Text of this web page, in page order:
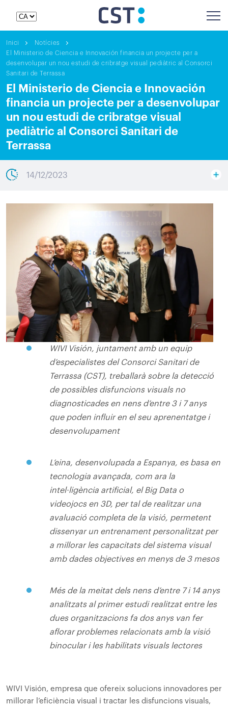
Inici
Notícies
El Ministerio de Ciencia e Innovación financia un projecte per a
desenvolupar un nou estudi de cribratge visual pediàtric al Consorci
Sanitari de Terrassa
El Ministerio de Ciencia e Innovación
financia un projecte per a desenvolupar
un nou estudi de cribratge visual
pediàtric al Consorci Sanitari de
Terrassa
14/12/2023
WIVI Visión, juntament amb un equip
d’especialistes del Consorci Sanitari de
Terrassa (CST), treballarà sobre la detecció
de possibles disfuncions visuals no
diagnosticades en nens d’entre 3 i 7 anys
que poden influir en el seu aprenentatge i
desenvolupament
L’eina, desenvolupada a Espanya, es basa en
tecnologia avançada, com ara la
intel·ligència artificial, el Big Data o
videojocs en 3D, per tal de realitzar una
avaluació completa de la visió, permetent
dissenyar un entrenament personalitzat per
a millorar les capacitats del sistema visual
amb dades objectives en menys de 3 mesos
Més de la meitat dels nens d’entre 7 i 14 anys
analitzats al primer estudi realitzat entre les
dues organitzacions fa dos anys van fer
aflorar problemes relacionats amb la visió
binocular i les habilitats visuals lectores
WIVI Visión, empresa que ofereix solucions innovadores per
millorar l’eficiència visual i tractar les disfuncions visuals,